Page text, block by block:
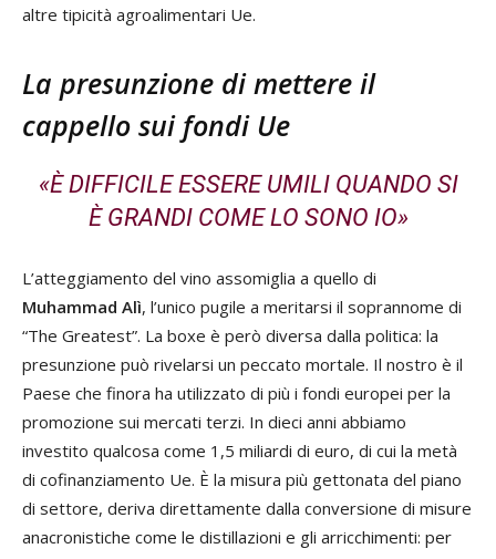
altre tipicità agroalimentari Ue.
La presunzione di mettere il
cappello sui fondi Ue
«È DIFFICILE ESSERE UMILI QUANDO SI
È GRANDI COME LO SONO IO»
L’atteggiamento del vino assomiglia a quello di
Muhammad Alì, l’unico pugile a meritarsi il soprannome di
“The Greatest”. La boxe è però diversa dalla politica: la
presunzione può rivelarsi un peccato mortale. Il nostro è il
Paese che finora ha utilizzato di più i fondi europei per la
promozione sui mercati terzi. In dieci anni abbiamo
investito qualcosa come 1,5 miliardi di euro, di cui la metà
di cofinanziamento Ue. È la misura più gettonata del piano
di settore, deriva direttamente dalla conversione di misure
anacronistiche come le distillazioni e gli arricchimenti: per